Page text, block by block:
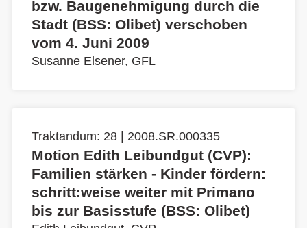
bzw. Baugenehmigung durch die
Stadt (BSS: Olibet) verschoben
vom 4. Juni 2009
Susanne Elsener, GFL
Traktandum: 28 | 2008.SR.000335
Motion Edith Leibundgut (CVP):
Familien stärken - Kinder fördern:
schritt:weise weiter mit Primano
bis zur Basisstufe (BSS: Olibet)